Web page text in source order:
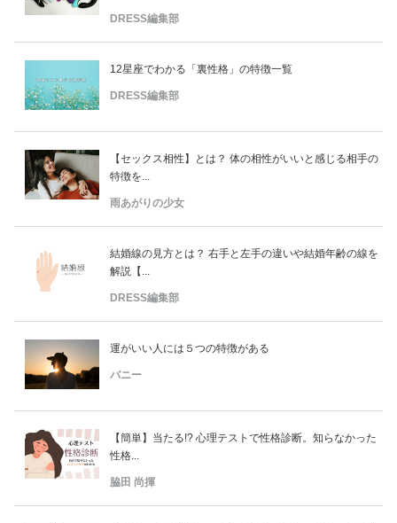
カルチャー/エンタメ
占い
ゲーム
DRESS編集部
12星座でわかる「裏性格」の特徴一覧
DRESS編集部
【セックス相性】とは？ 体の相性がいいと感じる相手の
特徴を...
雨あがりの少女
結婚線の見方とは？ 右手と左手の違いや結婚年齢の線を
解説【...
DRESS編集部
運がいい人には５つの特徴がある
バニー
【簡単】当たる!? 心理テストで性格診断。知らなかった
性格...
脇田 尚揮